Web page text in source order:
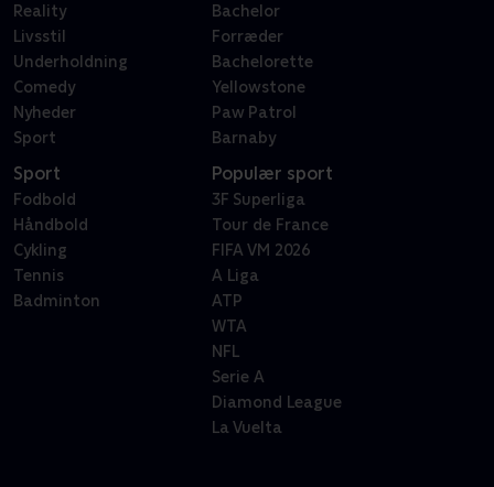
Reality
Livsstil
Underholdning
Comedy
Nyheder
Sport
Bachelor
Forræder
Bachelorette
Yellowstone
Paw Patrol
Barnaby
Sport
Fodbold
Håndbold
Cykling
Tennis
Badminton
Populær sport
3F Superliga
Tour de France
FIFA VM 2026
A Liga
ATP
WTA
NFL
Serie A
Diamond League
La Vuelta